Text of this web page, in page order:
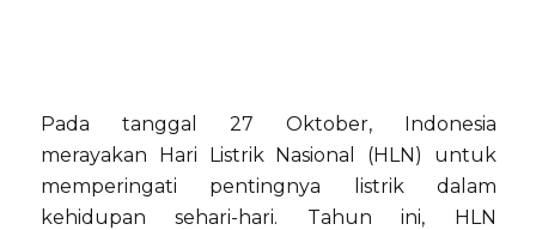
Pada tanggal 27 Oktober, Indonesia
merayakan Hari Listrik Nasional (HLN) untuk
memperingati pentingnya listrik dalam
kehidupan sehari-hari. Tahun ini, HLN